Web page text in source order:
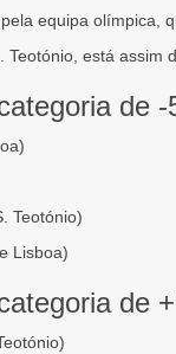
equipa olímpica,
Teotónio, está
de
Teotónio)
Lisboa)
de